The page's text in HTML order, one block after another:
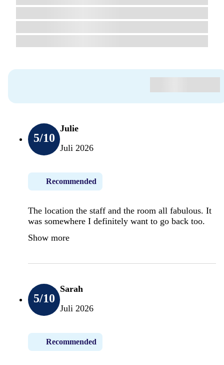
5/10
Julie
Juli 2026
Recommended
The location the staff and the room all fabulous. It
was somewhere I definitely want to go back too.
Show more
5/10
Sarah
Juli 2026
Recommended